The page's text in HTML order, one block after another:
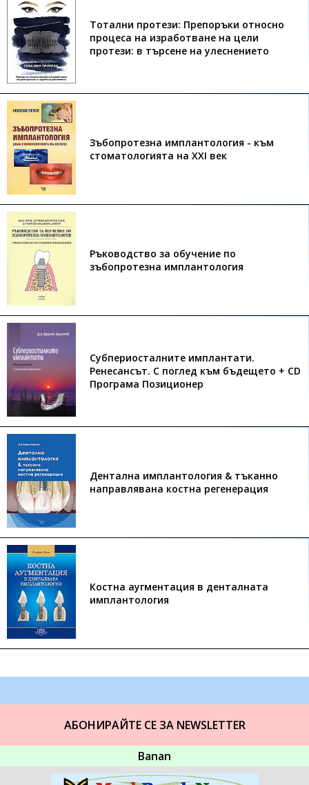
Tотални протези: Препоръки относно
процеса на изработване на цели
протези: в търсене на улеснението
Зъбопротезна имплантология - към
стоматологията на XXI век
Ръководство за обучение по
зъбопротезна имплантология
Субпериосталните имплантати.
Ренесансът. С поглед към бъдещето + CD
Програма Позиционер
Дентална имплантология & тъканно
направлявана костна регенерация
Костна аугментация в денталната
имплантология
АБОНИРАЙТЕ СЕ ЗА NEWSLETTER
Banan